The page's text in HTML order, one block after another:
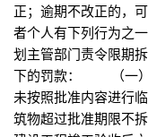
正；逾期不改正的
者个人有下列行为之
划主管部门责令限期
下的罚款： （一）
未按照批准内容进
筑物超过批准期限